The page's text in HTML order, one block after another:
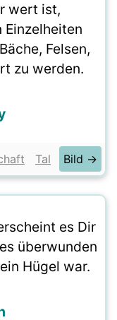
wert ist,
Felsen,
zu werden.
Tal Bild →
es Dir
überwunden
Hügel war.